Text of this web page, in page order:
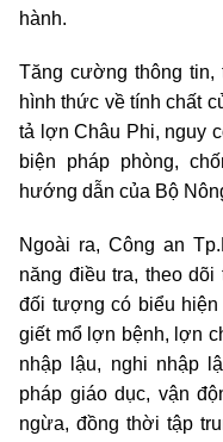
hành.
Tăng cường thông tin,
hình thức về tính chất
tả lợn Châu Phi, nguy
biện pháp phòng,
hướng dẫn của Bộ
Ngoài ra, Công an
năng điều tra, theo
đối tượng có biểu hiện
giết mổ lợn bệnh, lợn
nhập lậu, nghi nhập
pháp giáo dục, vận
ngừa, đồng thời tập